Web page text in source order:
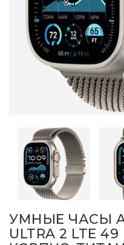
УМНЫЕ ЧАСЫ
ULTRA 2 LTE